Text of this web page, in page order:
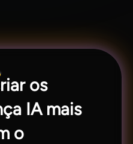
os
IA mais
o